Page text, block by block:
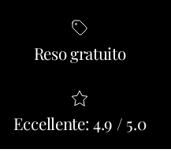
Reso gratuito
Eccellente: 4.9 / 5.0